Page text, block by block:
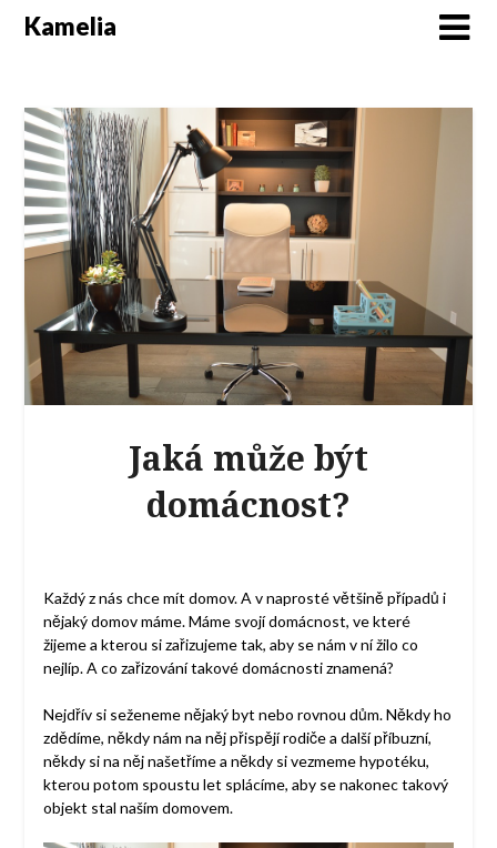
Kamelia
Jaká může být
domácnost?
Každý z nás chce mít domov. A v naprosté většině případů i
nějaký domov máme. Máme svojí domácnost, ve které
žijeme a kterou si zařizujeme tak, aby se nám v ní žilo co
nejlíp. A co zařizování takové domácnosti znamená?
Nejdřív si seženeme nějaký byt nebo rovnou dům. Někdy ho
zdědíme, někdy nám na něj přispějí rodiče a další příbuzní,
někdy si na něj našetříme a někdy si vezmeme hypotéku,
kterou potom spoustu let splácíme, aby se nakonec takový
objekt stal naším domovem.